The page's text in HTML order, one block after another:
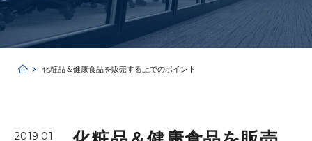
化粧品＆健康食品を販売する上でのポイント
2019.01